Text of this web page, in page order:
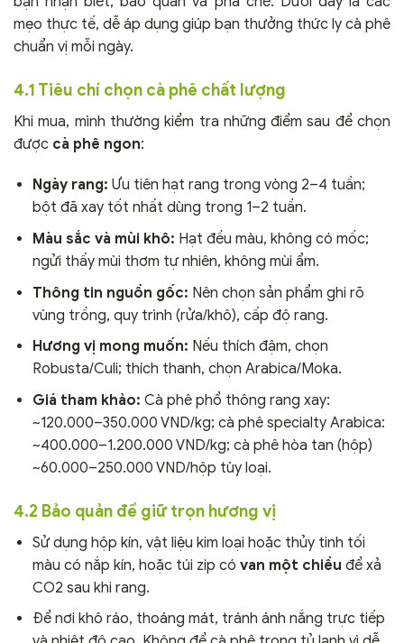
mẹo thực tế, dễ áp dụng giúp bạn thưởng thức ly cà phê
chuẩn vị mỗi ngày.
4.1 Tiêu chí chọn cà phê chất lượng
Khi mua, mình thường kiểm tra những điểm sau để chọn
được cà phê ngon:
Ngày rang: Ưu tiên hạt rang trong vòng 2–4 tuần;
bột đã xay tốt nhất dùng trong 1–2 tuần.
Màu sắc và mùi khô: Hạt đều màu, không có mốc;
ngửi thấy mùi thơm tự nhiên, không mùi ẩm.
Thông tin nguồn gốc: Nên chọn sản phẩm ghi rõ
vùng trồng, quy trình (rửa/khô), cấp độ rang.
Hương vị mong muốn: Nếu thích đậm, chọn
Robusta/Culi; thích thanh, chọn Arabica/Moka.
Giá tham khảo: Cà phê phổ thông rang xay:
~120.000–350.000 VND/kg; cà phê specialty Arabica:
~400.000–1.200.000 VND/kg; cà phê hòa tan (hộp)
~60.000–250.000 VND/hộp tùy loại.
4.2 Bảo quản để giữ trọn hương vị
Sử dụng hộp kín, vật liệu kim loại hoặc thủy tinh tối
màu có nắp kín, hoặc túi zip có van một chiều để xả
CO2 sau khi rang.
Để nơi khô ráo, thoáng mát, tránh ánh nắng trực tiếp